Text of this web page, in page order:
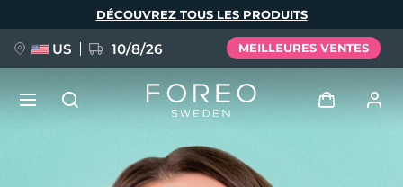
DÉCOUVREZ TOUS LES PRODUITS
US 10/8/26 MEILLEURES VENTES